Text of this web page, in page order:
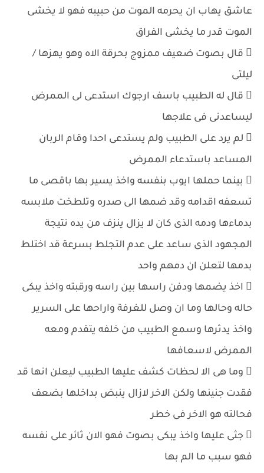
عاشق يهاب ان يحرمه الموت من حبيبه فهو لا يخشى
الموت قدر ما يخشى الفراق
 قال بصوت ضعيف ممزوج بحرقة الاه وهو يهزها /
ليلتى
 قال له الطبيب باسف ارجوك استدعى لى الممرض
ليساعدنى فى علاجها
 لم يرد على الطبيب ولم يستدعى احدا وقام الربان
المساعد باستدعاء الممرض
 بينما حملها ايوب بنفسه واخذ يسير بها باقصى ما
تسعفه اقدامه وقد ضمها الى صدره وتلطخت ملابسه
بدماءها ودمه الذى كان لا يزال ينزف من يده نتيجة
المجهود الذى ساعد على عدم التجلط بسرعة قد اختلط
بدمها لتعلن ان دمهم واحد
 اخذ يضمها ودفن راسها بين راسه ورقبته واخذ يبكى
حاله وحالها وما ان وصل للغرفة واراحها على السرير
واخذ يدثرها وسمع الطبيب من خلفه يتقدم ومعه
الممرض لاسعافها
 وما هى الا لحظات كشف عليها الطبيب ليعلن انها قد
فقدت جنينها ولكن الاخر لازال ينبض بداخلها بضعف
فحالته هو الاخر فى خطر
 جثى عليها واخذ يبكى بصوت فهو الان ثائر على نفسه
فهو سبب ما الم بها